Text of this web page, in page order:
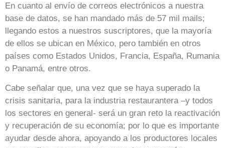
En cuanto al envío de correos electrónicos a nuestra
base de datos, se han mandado más de 57 mil mails;
llegando estos a nuestros suscriptores, que la mayoría
de ellos se ubican en México, pero también en otros
países como Estados Unidos, Francia, España, Rumania
o Panamá, entre otros.
Cabe señalar que, una vez que se haya superado la
crisis sanitaria, para la industria restaurantera –y todos
los sectores en general- será un gran reto la reactivación
y recuperación de su economía; por lo que es importante
ayudar desde ahora, apoyando a los productores locales